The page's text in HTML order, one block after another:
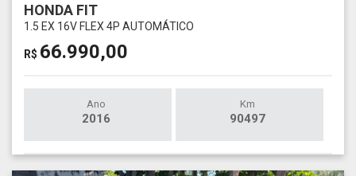
HONDA FIT
1.5 EX 16V FLEX 4P AUTOMÁTICO
R$ 66.990,00
Ano
2016
Km
90497